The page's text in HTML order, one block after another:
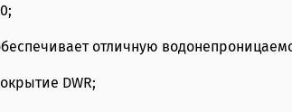
отличную
DWR;